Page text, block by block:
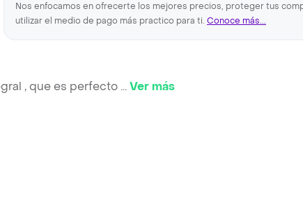
Nos enfocamos en ofrecerte los mejores precios, proteger tus
utilizar el medio de pago más practico para ti. Conoce más...
, que es perfecto ...Ver más